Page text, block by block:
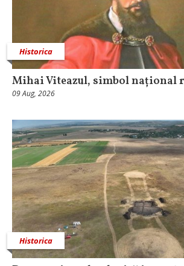
Historica
Mihai Viteazul, simbol național
09 Aug, 2026
Historica